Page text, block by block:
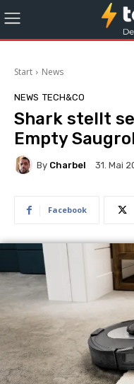
Start News
NEWS TECH&CO
Shark stellt
Empty
By Charbel 31. Mai
Facebook